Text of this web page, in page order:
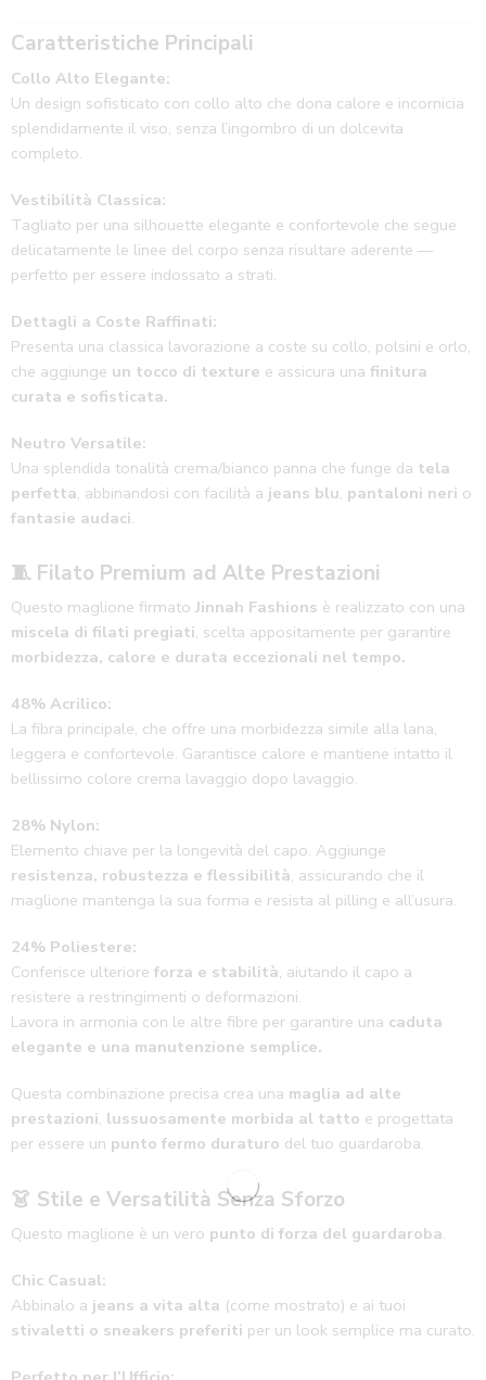
Caratteristiche Principali
Collo Alto Elegante:
Un design sofisticato con collo alto che dona calore e incornicia
splendidamente il viso, senza l’ingombro di un dolcevita
completo.
Vestibilità Classica:
Tagliato per una silhouette elegante e confortevole che segue
delicatamente le linee del corpo senza risultare aderente —
perfetto per essere indossato a strati.
Dettagli a Coste Raffinati:
Presenta una classica lavorazione a coste su collo, polsini e orlo,
che aggiunge un tocco di texture e assicura una finitura
curata e sofisticata.
Neutro Versatile:
Una splendida tonalità crema/bianco panna che funge da tela
perfetta, abbinandosi con facilità a jeans blu, pantaloni neri o
fantasie audaci.
🧵 Filato Premium ad Alte Prestazioni
Questo maglione firmato Jinnah Fashions è realizzato con una
miscela di filati pregiati, scelta appositamente per garantire
morbidezza, calore e durata eccezionali nel tempo.
48% Acrilico:
La fibra principale, che offre una morbidezza simile alla lana,
leggera e confortevole. Garantisce calore e mantiene intatto il
bellissimo colore crema lavaggio dopo lavaggio.
28% Nylon:
Elemento chiave per la longevità del capo. Aggiunge
resistenza, robustezza e flessibilità, assicurando che il
maglione mantenga la sua forma e resista al pilling e all’usura.
24% Poliestere:
Conferisce ulteriore forza e stabilità, aiutando il capo a
resistere a restringimenti o deformazioni.
Lavora in armonia con le altre fibre per garantire una caduta
elegante e una manutenzione semplice.
Questa combinazione precisa crea una maglia ad alte
prestazioni, lussuosamente morbida al tatto e progettata
per essere un punto fermo duraturo del tuo guardaroba.
👗 Stile e Versatilità Senza Sforzo
Questo maglione è un vero punto di forza del guardaroba.
Chic Casual:
Abbinalo a jeans a vita alta (come mostrato) e ai tuoi
stivaletti o sneakers preferiti per un look semplice ma curato.